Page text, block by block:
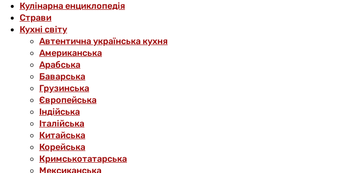
Кулінарна енциклопедія
Страви
Кухні світу
Автентична українська кухня
Американська
Арабська
Баварська
Грузинська
Європейська
Індійська
Італійська
Китайська
Корейська
Кримськотатарська
Мексиканська